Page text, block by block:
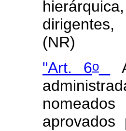
(NR)
"Art. 6o